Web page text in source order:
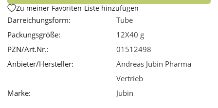
Zu meiner Favoriten-Liste hinzufügen
Darreichungsform:
Tube
Packungsgröße:
12X40 g
PZN/Art.Nr.:
01512498
Anbieter/Hersteller:
Andreas Jubin Pharma
Vertrieb
Marke:
Jubin